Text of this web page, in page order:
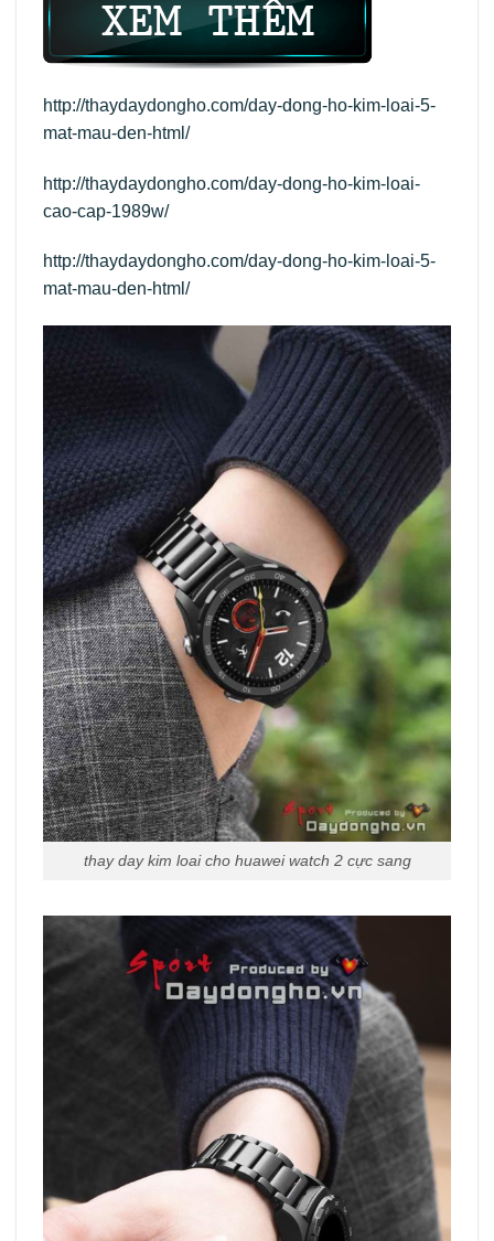
http://thaydaydongho.com/day-dong-ho-kim-loai-5-
mat-mau-den-html/
http://thaydaydongho.com/day-dong-ho-kim-loai-
cao-cap-1989w/
http://thaydaydongho.com/day-dong-ho-kim-loai-5-
mat-mau-den-html/
thay day kim loai cho huawei watch 2 cực sang